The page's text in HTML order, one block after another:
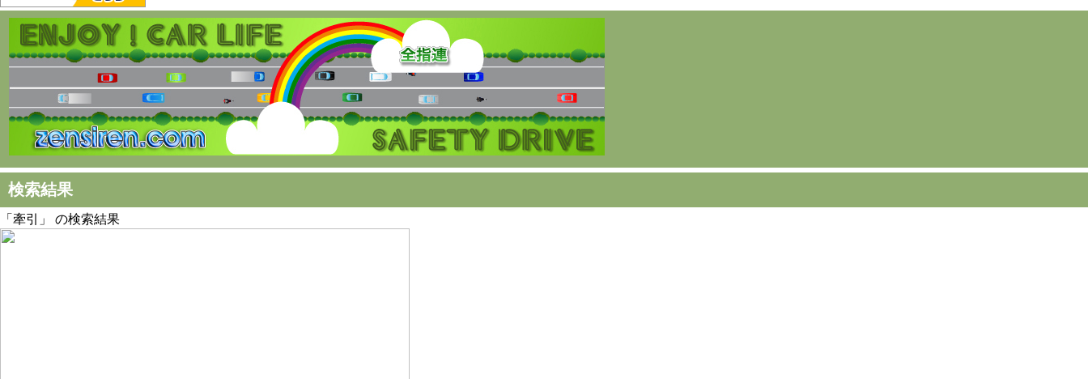
検索結果
「牽引」 の検索結果